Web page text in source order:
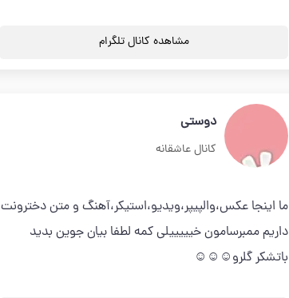
مشاهده کانال تلگرام
دوستی
کانال عاشقانه
ما اینجا عکس،والپیپر،ویدیو،استیکر،آهنگ و متن دخترونت
داریم ممبرسامون خیییییلی کمه لطفا بیان جوین بدید
باتشکر گلرو☺☺☺